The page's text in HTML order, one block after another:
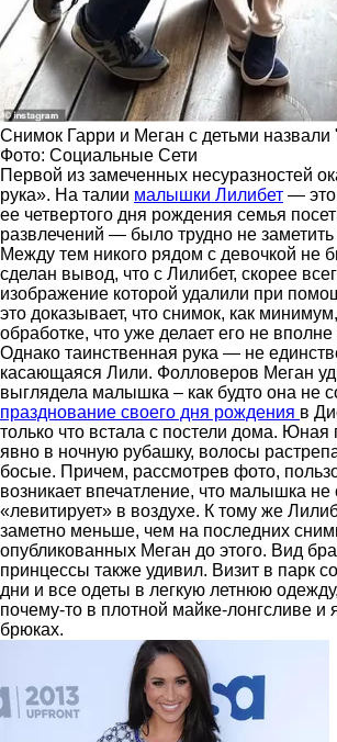
Снимок Гарри и Меган с детьми
Фото: Социальные Сети
Первой из замеченных несуразностей
рука». На талии малышки Лилибет — это
ее четвертого дня рождения семья
развлечений — было трудно не заметить
Между тем никого рядом с девочкой не
сделан вывод, что с Лилибет, скорее
изображение которой удалили при
это доказывает, что снимок, как
обработке, что уже делает его не
Однако таинственная рука — не
касающаяся Лили. Фолловеров Меган
выглядела малышка – как будто она не
празднование своего дня рождения в
только что встала с постели дома. Юная
явно в ночную рубашку, волосы
босые. Причем, рассмотрев фото,
возникает впечатление, что малышка не
«левитирует» в воздухе. К тому же
заметно меньше, чем на последних
опубликованных Меган до этого. Вид
принцессы также удивил. Визит в парк
дни и все одеты в легкую летнюю
почему-то в плотной майке-лонгсливе и
брюках.